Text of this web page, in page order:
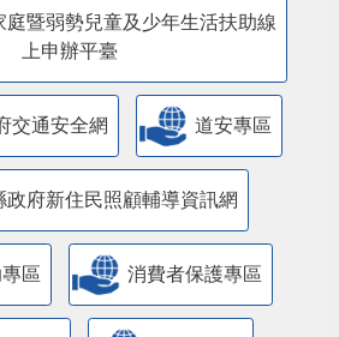
庭暨弱勢兒童及少年生活扶助線
上申辦平臺
交通安全網 道安專區
政府新住民照顧輔導資訊網
區 消費者保護專區